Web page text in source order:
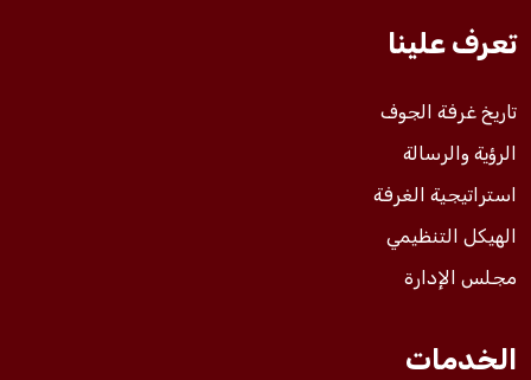
مشاريع الغرفة
تعرف علينا
تاريخ غرفة الجوف
الرؤية والرسالة
استراتيجية الغرفة
الهيكل التنظيمي
مجلس الإدارة
الخدمات